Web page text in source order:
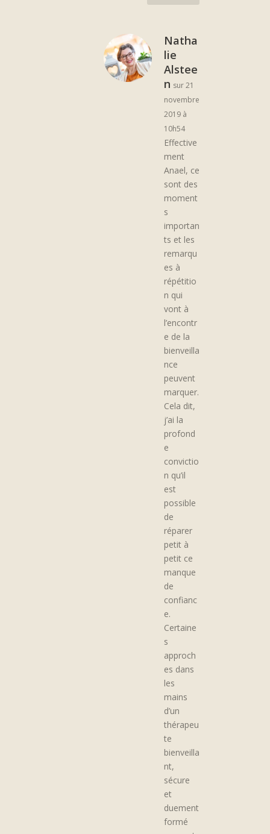
Natha
lie
Alstee
n sur 21
novembre
2019 à
10h54
Effective
ment
Anael, ce
sont des
moment
s
importan
ts et les
remarqu
es à
répétitio
n qui
vont à
l’encontr
e de la
bienveilla
nce
peuvent
marquer.
Cela dit,
j’ai la
profond
e
convictio
n qu’il
est
possible
de
réparer
petit à
petit ce
manque
de
confianc
e.
Certaine
s
approch
es dans
les
mains
d’un
thérapeu
te
bienveilla
nt,
sécure
et
duement
formé